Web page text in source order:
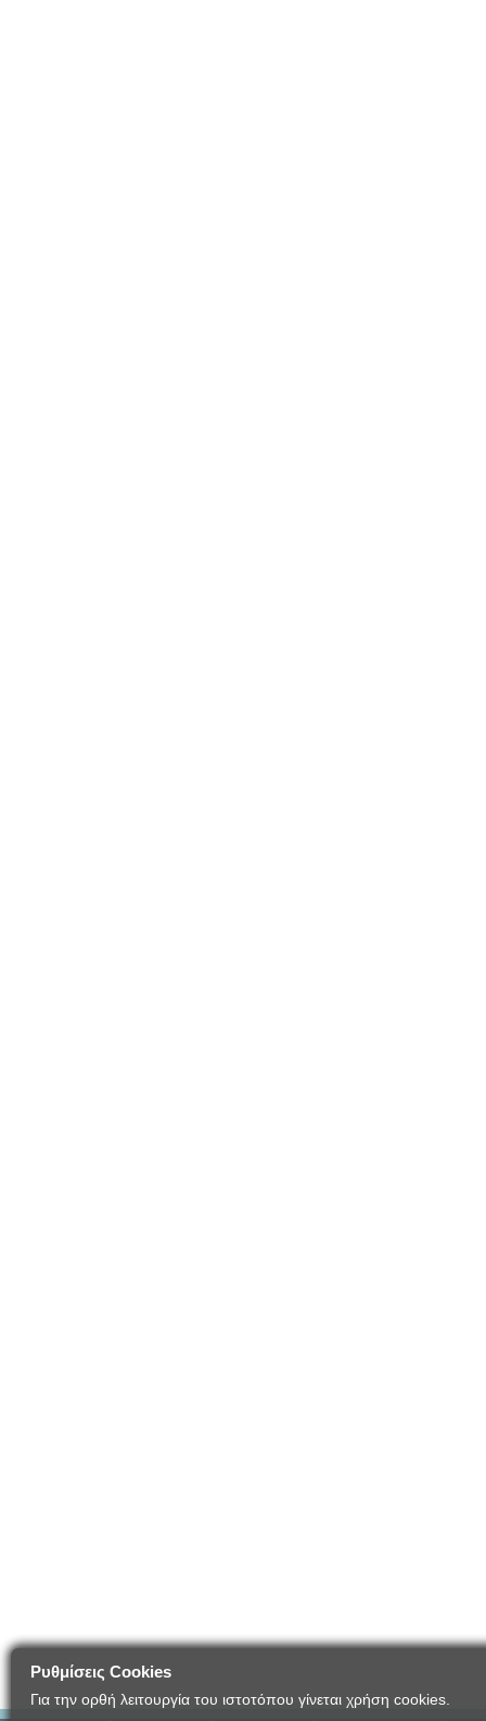
Ρυθμίσεις Cookies
Για την ορθή λειτουργία του ιστοτόπου γίνεται χρήση cookies.